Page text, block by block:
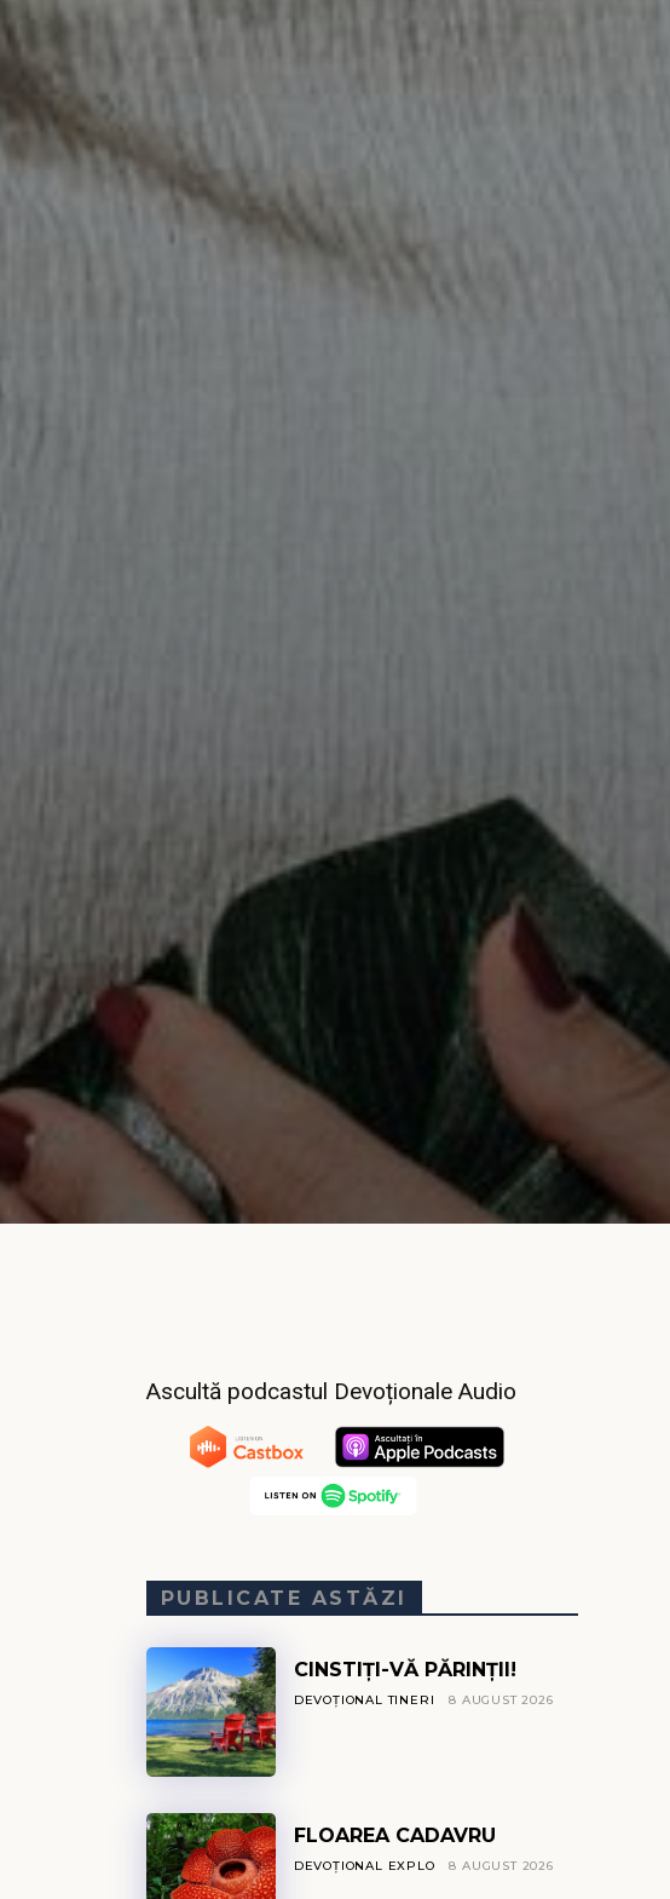
Ascultă podcastul Devoționale Audio
PUBLICATE ASTĂZI
CINSTIȚI-VĂ PĂRINȚII!
DEVOȚIONAL TINERI 8 AUGUST 2026
FLOAREA CADAVRU
DEVOȚIONAL EXPLO 8 AUGUST 2026